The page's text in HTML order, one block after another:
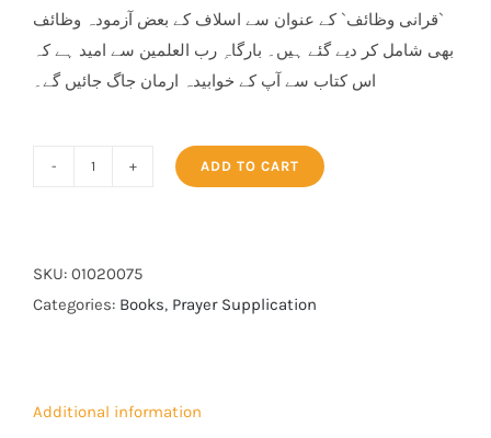
`قرانی وظائف` کے عنوان سے اسلاف کے بعض آزمودہ وظائف
بھی شامل کر دیے گئے ہیں۔ بارگاہِ رب العلمین سے امید ہے کہ
اس کتاب سے آپ کے خوابیدہ ارمان جاگ جائیں گے۔
Wazaif
(Soft
ADD TO CART
SKU: 01020075
Categories: Books, Prayer Supplication
Additional information